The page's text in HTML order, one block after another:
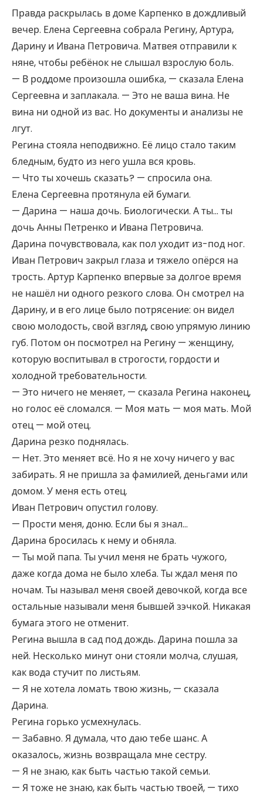
Правда раскрылась в доме Карпенко в дождливый
вечер. Елена Сергеевна собрала Регину, Артура,
Дарину и Ивана Петровича. Матвея отправили к
няне, чтобы ребёнок не слышал взрослую боль.
— В роддоме произошла ошибка, — сказала Елена
Сергеевна и заплакала. — Это не ваша вина. Не
вина ни одной из вас. Но документы и анализы не
лгут.
Регина стояла неподвижно. Её лицо стало таким
бледным, будто из него ушла вся кровь.
— Что ты хочешь сказать? — спросила она.
Елена Сергеевна протянула ей бумаги.
— Дарина — наша дочь. Биологически. А ты… ты
дочь Анны Петренко и Ивана Петровича.
Дарина почувствовала, как пол уходит из-под ног.
Иван Петрович закрыл глаза и тяжело опёрся на
трость. Артур Карпенко впервые за долгое время
не нашёл ни одного резкого слова. Он смотрел на
Дарину, и в его лице было потрясение: он видел
свою молодость, свой взгляд, свою упрямую линию
губ. Потом он посмотрел на Регину — женщину,
которую воспитывал в строгости, гордости и
холодной требовательности.
— Это ничего не меняет, — сказала Регина наконец,
но голос её сломался. — Моя мать — моя мать. Мой
отец — мой отец.
Дарина резко поднялась.
— Нет. Это меняет всё. Но я не хочу ничего у вас
забирать. Я не пришла за фамилией, деньгами или
домом. У меня есть отец.
Иван Петрович опустил голову.
— Прости меня, доню. Если бы я знал…
Дарина бросилась к нему и обняла.
— Ты мой папа. Ты учил меня не брать чужого,
даже когда дома не было хлеба. Ты ждал меня по
ночам. Ты называл меня своей девочкой, когда все
остальные называли меня бывшей зэчкой. Никакая
бумага этого не отменит.
Регина вышла в сад под дождь. Дарина пошла за
ней. Несколько минут они стояли молча, слушая,
как вода стучит по листьям.
— Я не хотела ломать твою жизнь, — сказала
Дарина.
Регина горько усмехнулась.
— Забавно. Я думала, что даю тебе шанс. А
оказалось, жизнь возвращала мне сестру.
— Я не знаю, как быть частью такой семьи.
— Я тоже не знаю, как быть частью твоей, — тихо